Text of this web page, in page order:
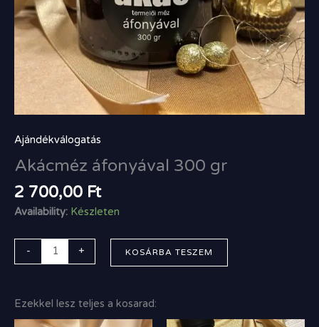
Ajándékválogatás
Akácméz áfonyával 300 gr
2 700,00 Ft
Availability: Készleten
- + KOSÁRBA TESZEM
Ezekkel lesz teljes a kosarad: